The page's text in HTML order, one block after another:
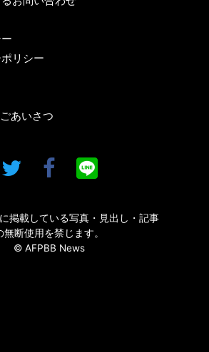
リシー
あいさつ
掲載している写真・見出し・記事
無断使用を禁じます。
© AFPBB News